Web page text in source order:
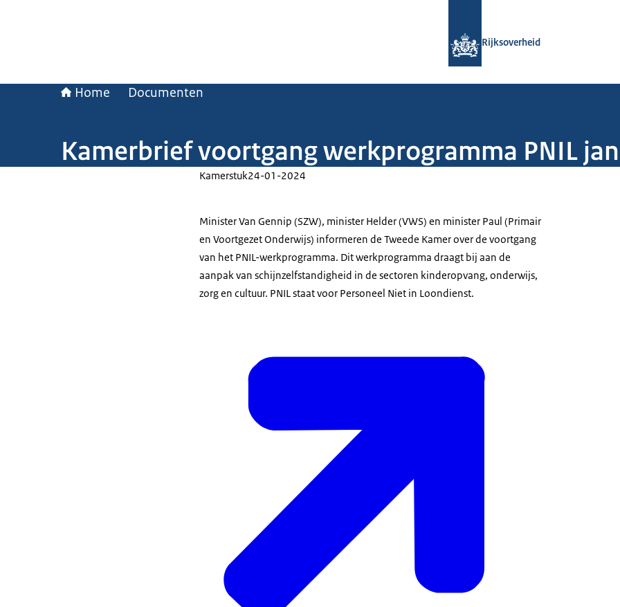
Rijksoverheid
Home Documenten
Kamerbrief voortgang werkprogramma PNIL
Kamerstuk24-01-2024
Minister Van Gennip (SZW), minister Helder (VWS) en minister Paul (Primair
en Voortgezet Onderwijs) informeren de Tweede Kamer over de voortgang
van het PNIL-werkprogramma. Dit werkprogramma draagt bij aan de
aanpak van schijnzelfstandigheid in de sectoren kinderopvang, onderwijs,
zorg en cultuur. PNIL staat voor Personeel Niet in Loondienst.